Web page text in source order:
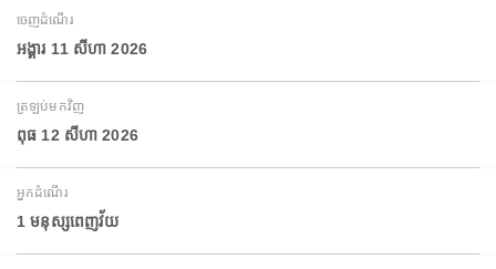
ចេញដំណើរ
អង្គារ 11 សីហា 2026
ត្រឡប់មកវិញ
ពុធ 12 សីហា 2026
អ្នកដំណើរ
1 មនុស្សពេញវ័យ